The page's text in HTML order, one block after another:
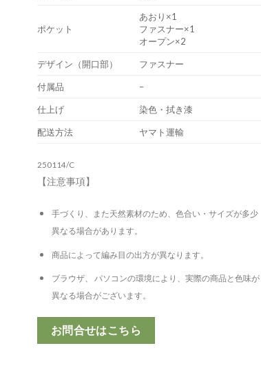
ポケット
あおり×1
ファスナー×1
オープン×2
デザイン（開口部） ファスナー
付属品 –
仕上げ 染色・拭き漆
配送方法 ヤマト運輸
250114/C
【注意事項】
手づくり、また天然素材のため、色合い・サイズが多少
異なる場合があります。
商品によって編み目の出方が異なります。
ブラウザ、 パソコンの環境により、実際の商品と色味が
異なる場合がございます。
お問合せはこちら